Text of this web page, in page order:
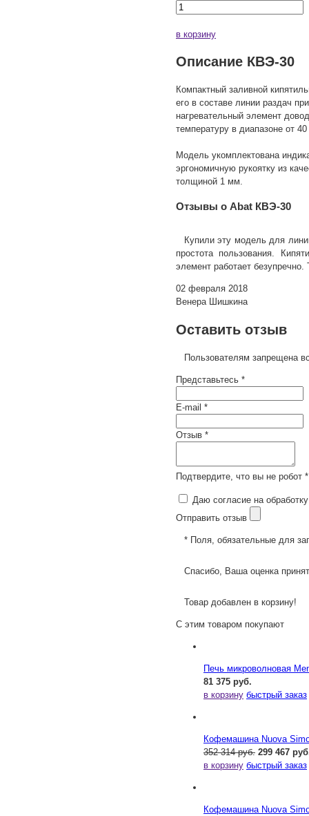
в корзину
Описание КВЭ-30
Компактный заливной
его в составе линии раздач
нагревательный элемент
температуру в диапазоне от
Модель укомплектована
эргономичную рукоятку из
толщиной 1 мм.
Отзывы о Abat КВЭ-30
Купили эту модель для
простота пользования.
элемент работает
02 февраля 2018
Венера Шишкина
Оставить отзыв
Пользователям запрещена
Представьтесь *
E-mail *
Отзыв *
Подтвердите, что вы не робот *
Даю согласие на
Отправить отзыв
* Поля, обязательные для
Спасибо, Ваша оценка
Товар добавлен в корзину!
С этим товаром покупают
Печь микроволновая
81 375 руб.
в корзину быстрый заказ
Кофемашина Nuova
352 314 руб. 299 467
в корзину быстрый заказ
Кофемашина Nuova